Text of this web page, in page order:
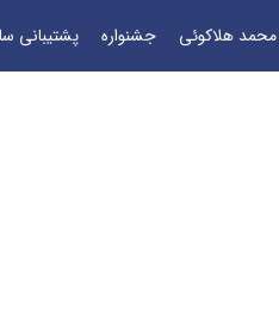
محمد هلاکوئی جشنواره پشتیبانی